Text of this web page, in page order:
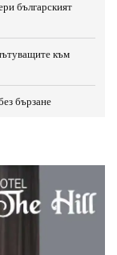
българският
към
бързане